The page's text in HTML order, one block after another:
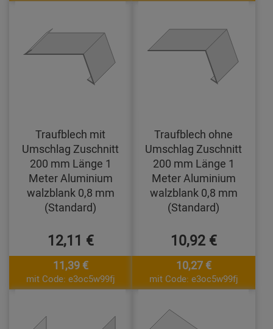
Traufblech mit
Umschlag Zuschnitt
200 mm Länge 1
Meter Aluminium
walzblank 0,8 mm
(Standard)
12,11 €
11,39 €
mit Code: e3oc5w99fj
Traufblech ohne
Umschlag Zuschnitt
200 mm Länge 1
Meter Aluminium
walzblank 0,8 mm
(Standard)
10,92 €
10,27 €
mit Code: e3oc5w99fj